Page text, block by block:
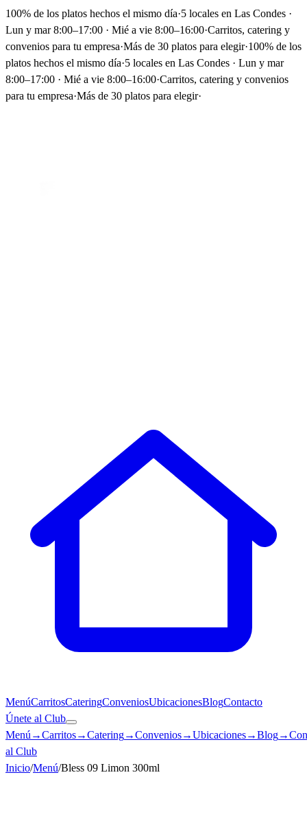
100% de los platos hechos el mismo día·5 locales en Las Condes ·
Lun y mar 8:00–17:00 · Mié a vie 8:00–16:00·Carritos, catering y
convenios para tu empresa·Más de 30 platos para elegir·100% de los
platos hechos el mismo día·5 locales en Las Condes · Lun y mar
8:00–17:00 · Mié a vie 8:00–16:00·Carritos, catering y convenios
para tu empresa·Más de 30 platos para elegir·
MenúCarritosCateringConveniosUbicacionesBlogContacto
Únete al Club
Menú →Carritos→Catering→Convenios→Ubicaciones→Blog→
al Club
Inicio/Menú/Bless 09 Limon 300ml